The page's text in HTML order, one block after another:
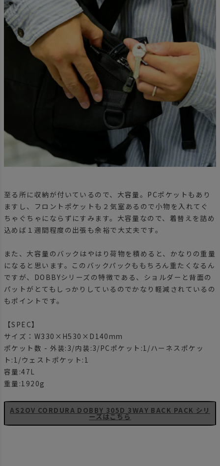
至る所に収納が付いているので、大容量。PCポケットもあり
ますし、フロントポケットも２気室あるので小物を入れてぐ
ちゃぐちゃにならずにすみます。大容量なので、着替えを詰め
込めば１週間程度の出張も余裕で大丈夫です。
また、大容量のバックはやはり荷物を積めると、かなりの重量
になると思います。このバックパックももちろん重たくなるん
ですが、DOBBYシリーズの特徴である、ショルダーと背面の
パットがとてもしっかりしているのでかなり軽減されているの
もポイントです。
【SPEC】
サイズ：W330×H530×D140mm
ポケット数 - 外装:3/内装:3/PCポケット:1/ハーネスポケッ
ト:1/ウェストポケット:1
容量:47L
重量:1920g
AS2OV CORDURA DOBBY 305D 3WAY BACK PACK シリ
ーズはこちら